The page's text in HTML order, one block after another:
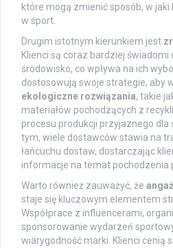
które mogą zmienić sposób, w
w sport.
Drugim istotnym kierunkiem jest
Klienci są coraz bardziej świadomi
środowisko, co wpływa na ich
dostosowują swoje strategie, aby
ekologiczne rozwiązania, takie
materiałów pochodzących z
procesu produkcji przyjaznego dla
tym, wiele dostawców stawia na
łańcuchu dostaw, dostarczając
informacje na temat pochodzenia
Warto również zauważyć, że
staje się kluczowym elementem
Współprace z influencerami,
sponsorowanie wydarzeń
wiarygodność marki. Klienci cenią